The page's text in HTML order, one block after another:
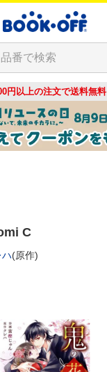
円以上の注文で送料無料
C
ハ(原作)